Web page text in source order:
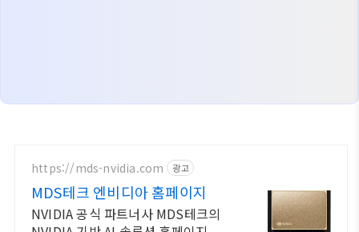
https://mds-nvidia.com 광고
MDS테크 엔비디아 홈페이지
NVIDIA 공식 파트너사 MDS테크의